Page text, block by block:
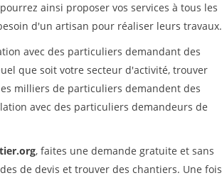
ainsi proposer vos services à tous les
d'un artisan pour réaliser leurs travaux.
avec des particuliers demandant des
que soit votre secteur d'activité, trouver
milliers de particuliers demandent des
avec des particuliers demandeurs de
, faites une demande gratuite et sans
de devis et trouver des chantiers. Une fois